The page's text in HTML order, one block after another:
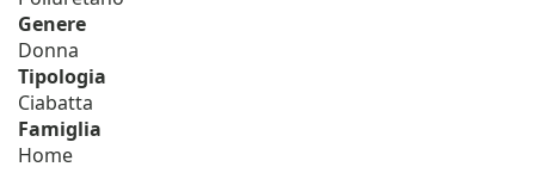
Genere
Donna
Tipologia
Ciabatta
Famiglia
Home